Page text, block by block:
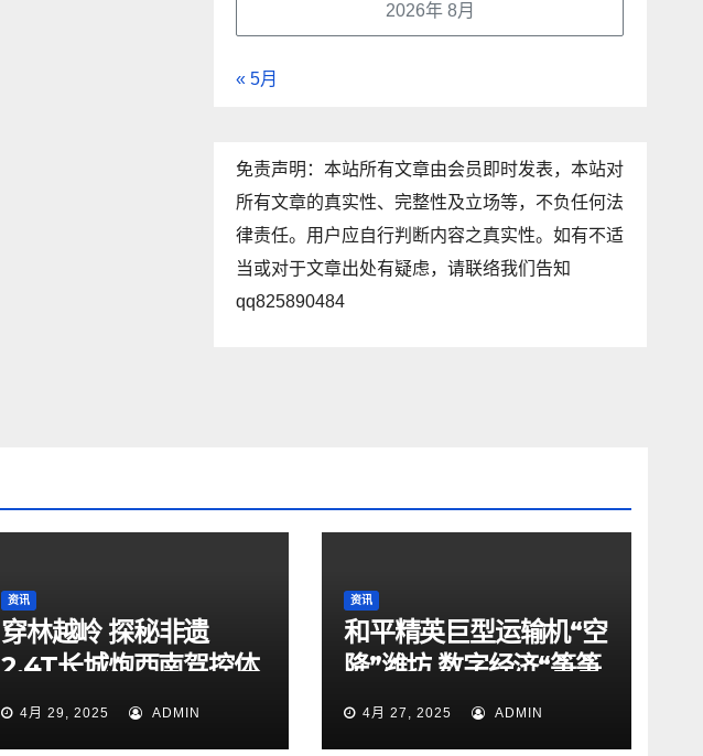
2026年 8月
« 5月
免责声明：本站所有文章由会员即时发表，本站对
所有文章的真实性、完整性及立场等，不负任何法
律责任。用户应自行判断内容之真实性。如有不适
当或对于文章出处有疑虑，请联络我们告知
qq825890484
资讯
穿林越岭 探秘非遗
2.4T长城炮西南驾控体
验营贵阳站燃擎启动
4月 29, 2025 ADMIN
资讯
和平精英巨型运输机“空
降”潍坊 数字经济“筝筝
日上”
4月 27, 2025 ADMIN